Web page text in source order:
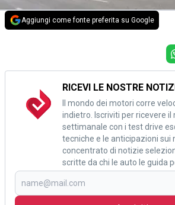
Aggiungi come fonte preferita su Google
RICEVI LE NOSTRE
Il mondo dei motori corre
indietro. Iscriviti per ricevere il
settimanale con i test drive
tecniche e le anticipazioni sui
concentrato di notizie
scritte da chi le auto le guida